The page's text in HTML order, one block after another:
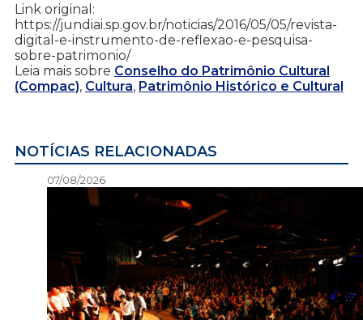
Link original:
https://jundiai.sp.gov.br/noticias/2016/05/05/revista-
digital-e-instrumento-de-reflexao-e-pesquisa-
sobre-patrimonio/
Leia mais sobre Conselho do Patrimônio Cultural
(Compac), Cultura, Patrimônio Histórico e Cultural
NOTÍCIAS RELACIONADAS
07/08/2026